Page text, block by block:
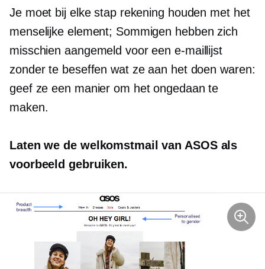
Je moet bij elke stap rekening houden met het
menselijke element; Sommigen hebben zich
misschien aangemeld voor een e-maillijst
zonder te beseffen wat ze aan het doen waren:
geef ze een manier om het ongedaan te
maken.
Laten we de welkomstmail van ASOS als
voorbeeld gebruiken.